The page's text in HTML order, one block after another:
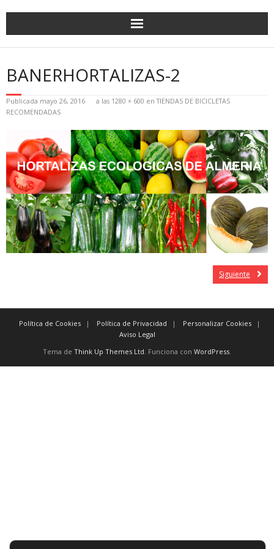
BANERHORTALIZAS-2
Publicada mayo 26, 2016 a las 1280 × 600 enTIENDAS DE BICICLETAS
RECOMENDADAS
Siguiente
Política de Cookies Política de Privacidad
Personalizar Cookies
Aviso Legal
Tema de Think Up Themes Ltd . Funciona con WordPress